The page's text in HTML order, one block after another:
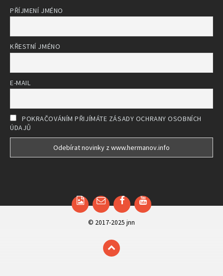
PŘÍJMENÍ JMÉNO
KŘESTNÍ JMÉNO
E-MAIL
POKRAČOVÁNÍM PŘIJÍMÁTE ZÁSADY OCHRANY OSOBNÍCH
ÚDAJŮ
EmailFacebookYouTube
© 2017-2025 jnn